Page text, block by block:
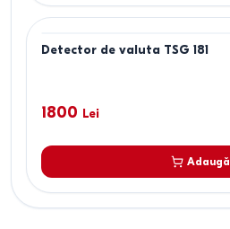
Detector de valuta TSG 181
1800 Lei
Adaugă